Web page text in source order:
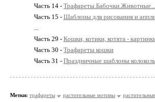
Часть 14 - Трафареты.Бабочки.Животные...
Часть 15 - Шаблоны для рисования и
...
Часть 29 - Кошки, котики, котята -
Часть 30 - Трафареты кошки
Часть 31 - Праздничные шаблоны
Метки: трафареты растительные мотивы